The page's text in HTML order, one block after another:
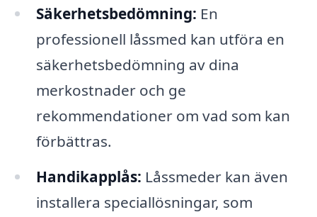
Säkerhetsbedömning: En
professionell låssmed kan utföra en
säkerhetsbedömning av dina
merkostnader och ge
rekommendationer om vad som kan
förbättras.
Handikapplås: Låssmeder kan även
installera speciallösningar, som